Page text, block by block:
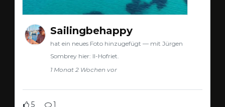
Sailingbehappy
hat ein neues Foto hinzugefügt — mit Jürgen
Sombrey hier: Il-Hofriet.
1 Monat 2 Wochen vor
5 1